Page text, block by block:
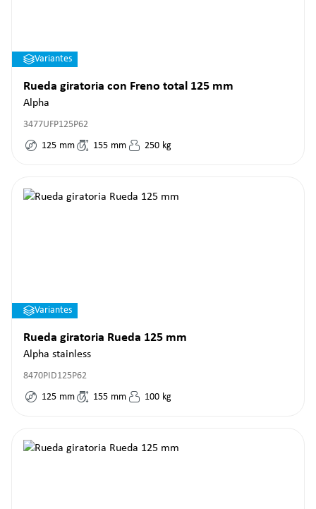
Variantes
Rueda giratoria con Freno total 125 mm
Alpha
3477UFP125P62
125 mm 155 mm 250 kg
Variantes
Rueda giratoria Rueda 125 mm
Alpha stainless
8470PID125P62
125 mm 155 mm 100 kg